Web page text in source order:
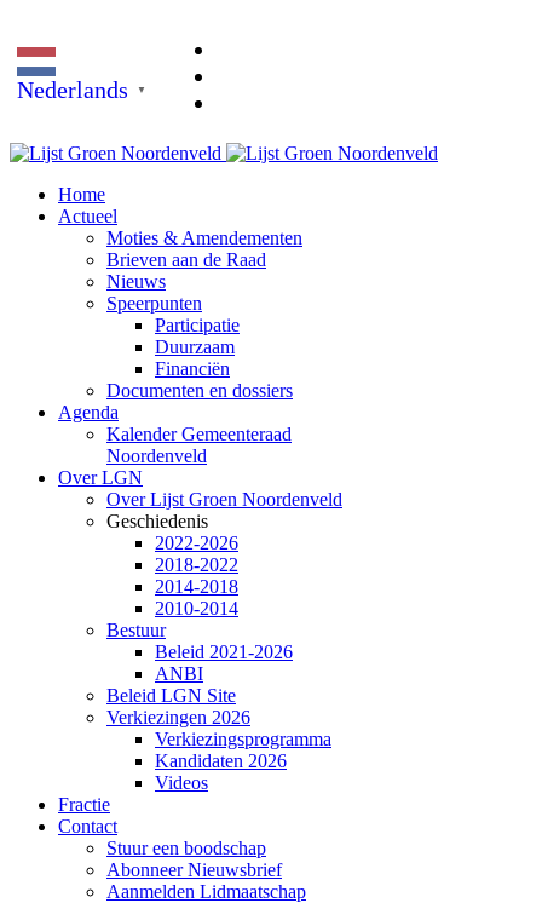
Nederlands ▼
Home
Actueel
Moties & Amendementen
Brieven aan de Raad
Nieuws
Speerpunten
Participatie
Duurzaam
Financiën
Documenten en dossiers
Agenda
Kalender Gemeenteraad
Noordenveld
Over LGN
Over Lijst Groen Noordenveld
Geschiedenis
2022-2026
2018-2022
2014-2018
2010-2014
Bestuur
Beleid 2021-2026
ANBI
Beleid LGN Site
Verkiezingen 2026
Verkiezingsprogramma
Kandidaten 2026
Videos
Fractie
Contact
Stuur een boodschap
Abonneer Nieuwsbrief
Aanmelden Lidmaatschap